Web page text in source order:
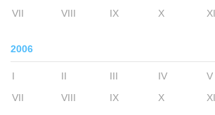
VII
VIII IX X XI
2006
I II III IV V
VII
VIII IX X XI